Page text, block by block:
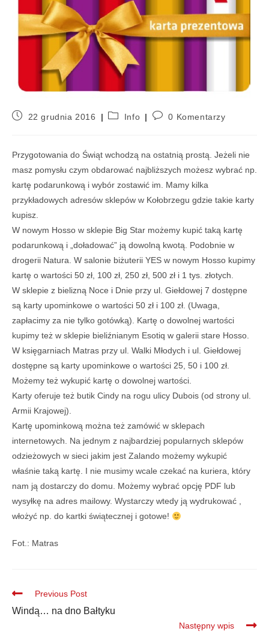
22 grudnia 2016 Info 0 Komentarzy
Przygotowania do Świąt wchodzą na ostatnią prostą. Jeżeli nie
masz pomysłu czym obdarować najbliższych możesz wybrać np.
kartę podarunkową i wybór zostawić im. Mamy kilka
przykładowych adresów sklepów w Kołobrzegu gdzie takie karty
kupisz.
W nowym Hosso w sklepie Big Star możemy kupić taką kartę
podarunkową i „doładować” ją dowolną kwotą. Podobnie w
drogerii Natura. W salonie biżuterii YES w nowym Hosso kupimy
kartę o wartości 50 zł, 100 zł, 250 zł, 500 zł i 1 tys. złotych.
W sklepie z bielizną Noce i Dnie przy ul. Giełdowej 7 dostępne
są karty upominkowe o wartości 50 zł i 100 zł. (Uwaga,
zapłacimy za nie tylko gotówką). Kartę o dowolnej wartości
kupimy też w sklepie bieliźnianym Esotiq w galerii stare Hosso.
W księgarniach Matras przy ul. Walki Młodych i ul. Giełdowej
dostępne są karty upominkowe o wartości 25, 50 i 100 zł.
Możemy też wykupić kartę o dowolnej wartości.
Karty oferuje też butik Cindy na rogu ulicy Dubois (od strony ul.
Armii Krajowej).
Kartę upominkową można też zamówić w sklepach
internetowych. Na jednym z najbardziej popularnych sklepów
odzieżowych w sieci jakim jest Zalando możemy wykupić
właśnie taką kartę. I nie musimy wcale czekać na kuriera, który
nam ją dostarczy do domu. Możemy wybrać opcję PDF lub
wysyłkę na adres mailowy. Wystarczy wtedy ją wydrukować ,
włożyć np. do kartki świątecznej i gotowe!
Fot.: Matras
Previous Post
Windą… na dno Bałtyku
Następny wpis